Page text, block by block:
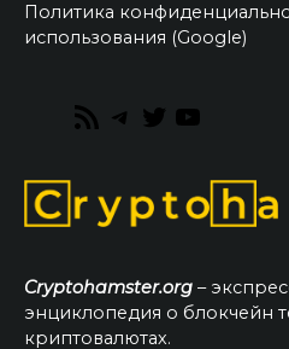
Политика
использования (Google)
RSS
Telegram
Twitter
Cryptohamster.org –
энциклопедия о блокчейн
криптовалютах.